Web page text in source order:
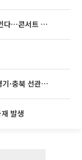
빅뱅, 20주년 기념 '새 뱅봉' 선보인다⋯콘서트 앞두고 팝업 개최
등 추가 압수수색
발생